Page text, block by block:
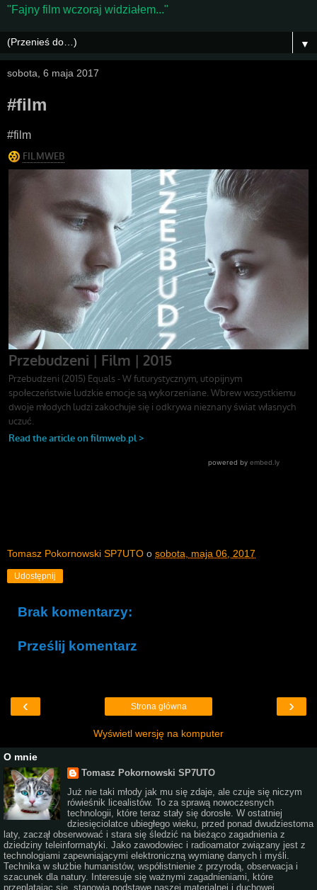
"Fajny film wczoraj widziałem..."
▼
sobota, 6 maja 2017
#film
#film
Tomasz Pokornowski SP7UTO o sobota, maja 06, 2017
Udostępnij
Brak komentarzy:
Prześlij komentarz
‹ ›
Strona główna
Wyświetl wersję na komputer
O mnie
Tomasz Pokornowski SP7UTO
Już nie taki młody jak mu się zdaje, ale czuje się niczym
rówieśnik licealistów. To za sprawą nowoczesnych
technologii, które teraz stały się dorosłe. W ostatniej
dziesięciolatce ubiegłego wieku, przed ponad dwudziestoma
laty, zaczął obserwować i stara się śledzić na bieżąco zagadnienia z
dziedziny teleinformatyki. Jako zawodowiec i radioamator związany jest z
technologiami zapewniającymi elektroniczną wymianę danych i myśli.
Technika w służbie humanistów, współistnienie z przyrodą, obserwacja i
szacunek dla natury. Interesuje się ważnymi zagadnieniami, które
przeplatając się, stanowią podstawę naszej materialnej i duchowej